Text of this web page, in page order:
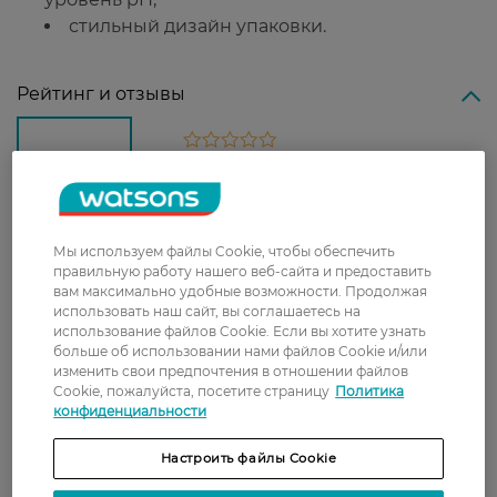
стильный дизайн упаковки.
Рейтинг и отзывы
0
З 0 відгуків
Доставка
Новая почта
В отделение Новой почты - 99 грн, бесплатно
от 699 грн
Стоимость доставки – 79 грн, бесплатная
доставка от – 599 грн
Мы используем файлы Cookie, чтобы обеспечить
правильную работу нашего веб-сайта и предоставить
вам максимально удобные возможности. Продолжая
использовать наш сайт, вы соглашаетесь на
использование файлов Cookie. Если вы хотите узнать
больше об использовании нами файлов Cookie и/или
изменить свои предпочтения в отношении файлов
Cookie, пожалуйста, посетите страницу Политика
конфиденциальности
Настроить файлы Cookie